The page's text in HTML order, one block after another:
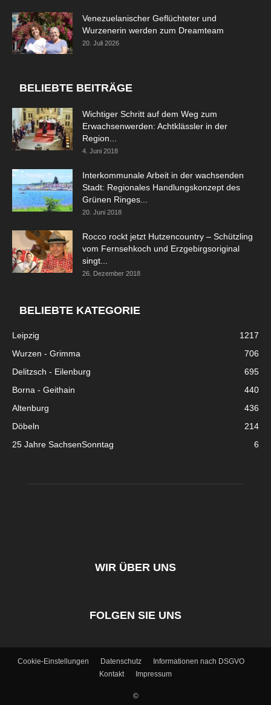
Venezuelanischer Geflüchteter und
Wurzenerin werden zum Dreamteam
20. Juli 2026
BELIEBTE BEITRÄGE
Wichtiger Schritt auf dem Weg zum
Erwachsenwerden: Achtklässler in der
Region...
4. Juni 2018
Interkommunale Arbeit in der wachsenden
Stadt: Regionales Handlungskonzept des
Grünen Ringes...
20. Juni 2018
Rocco rockt jetzt Hutzencountry – Schützling
vom Fernsehkoch und Erzgebirgsoriginal
singt...
26. Dezember 2018
BELIEBTE KATEGORIE
Leipzig
1217
Wurzen - Grimma
706
Delitzsch - Eilenburg
695
Borna - Geithain
440
Altenburg
436
Döbeln
214
25 Jahre SachsenSonntag
6
WIR ÜBER UNS
FOLGEN SIE UNS
Cookie-Einstellungen Datenschutz
Informationen nach DSGVO
Kontakt
Impressum
©